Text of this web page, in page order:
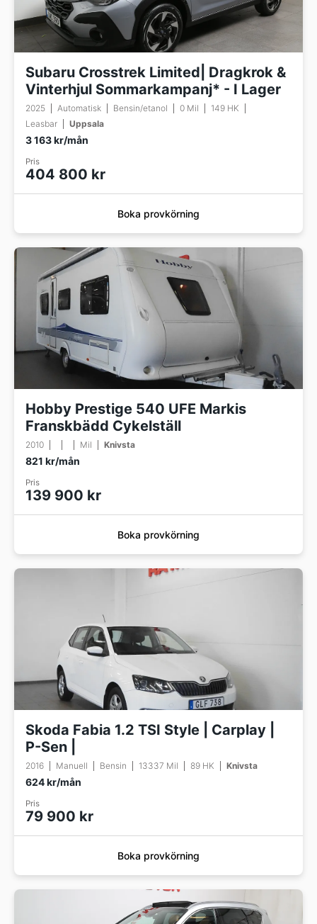
Subaru Crosstrek Limited| Dragkrok &
Vinterhjul Sommarkampanj* - I Lager
2025 Automatisk Bensin/etanol 0 Mil
149 HK
Leasbar
Uppsala
3 163 kr/mån
Pris
404 800 kr
Boka provkörning
Hobby Prestige 540 UFE Markis
Franskbädd Cykelställ
2010 Mil Knivsta
821 kr/mån
Pris
139 900 kr
Boka provkörning
Skoda Fabia 1.2 TSI Style | Carplay |
P-Sen |
2016 Manuell Bensin 13337 Mil 89 HK Knivsta
624 kr/mån
Pris
79 900 kr
Boka provkörning